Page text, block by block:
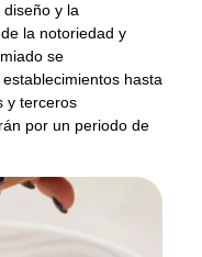
y la
la notoriedad y
se
hasta
y terceros
por un periodo de